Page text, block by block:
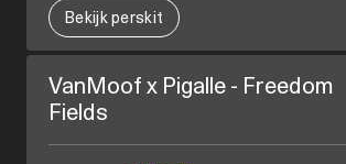
Bekijk perskit
VanMoof x Pigalle - Freedom
Fields